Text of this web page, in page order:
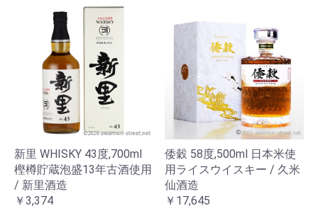
新里 WHISKY 43度,700ml
樫樽貯蔵泡盛13年古酒使用
/ 新里酒造
￥3,374
倭穀 58度,500ml 日本米使
用ライスウイスキー / 久米
仙酒造
￥17,645